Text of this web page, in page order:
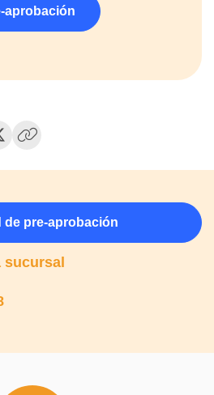
a new tab)
aprobación
de pre-aprobación
sucursal